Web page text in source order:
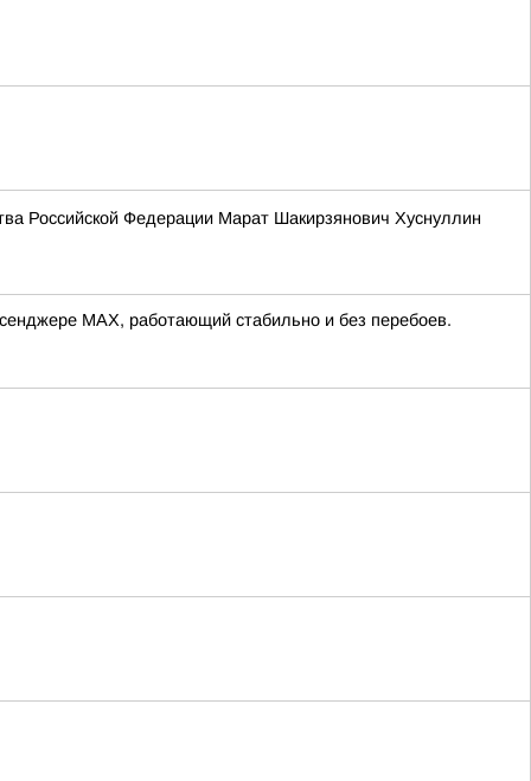
Российской Федерации Марат Шакирзянович Хуснуллин
MAX, работающий стабильно и без перебоев.